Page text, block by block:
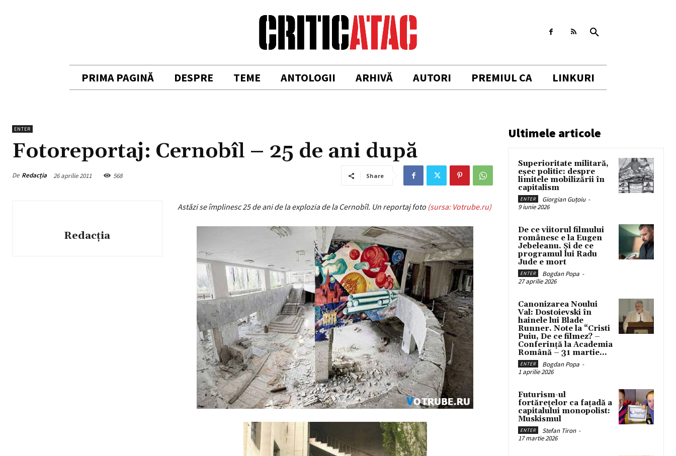
PRIMA PAGINĂ DESPRE TEME ANTOLOGII ARHIVĂ AUTORI PREMIUL CA LINKURI
ENTER
Fotoreportaj: Cernobîl – 25 de ani după
De Redacția 26 aprilie 2011 568 Share
Redacția
Astăzi se împlinesc 25 de ani de la explozia de la Cernobîl. Un reportaj foto (sursa: Votrube.ru)
Ultimele articole
Superioritate militară,
eșec politic: despre
limitele mobilizării în
capitalism
ENTER Giorgian Guțoiu -
9 iunie 2026
De ce viitorul filmului
românesc e la Eugen
Jebeleanu. Și de ce
programul lui Radu
Jude e mort
ENTER Bogdan Popa -
27 aprilie 2026
Canonizarea Noului
Val: Dostoievski în
hainele lui Blade
Runner. Note la “Cristi
Puiu, De ce filmez? –
Conferință la Academia
Română – 31 martie...
ENTER Bogdan Popa -
1 aprilie 2026
Futurism-ul
fortărețelor ca fațadă a
capitalului monopolist:
Muskismul
ENTER Stefan Tiron -
17 martie 2026